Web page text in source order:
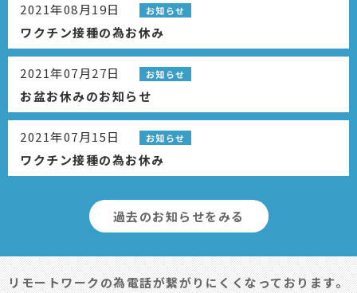
2021年08月19日 お知らせ
ワクチン接種の為お休み
2021年07月27日 お知らせ
お盆お休みのお知らせ
2021年07月15日 お知らせ
ワクチン接種の為お休み
過去のお知らせをみる
リモートワークの為電話が繋がりにくくなっております。